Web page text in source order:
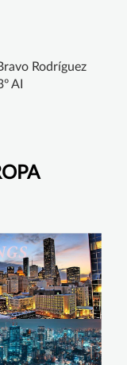
Rodríguez
AI